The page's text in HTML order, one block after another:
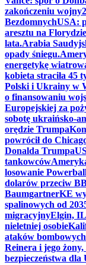
zakończeniu wojny
BezdomnychUSA:
aresztu na Florydzie
lata.Arabia
opady śniegu.
energetykę
kobieta straciła 45
Polski i Ukrainy w
o finansowaniu
Europejskiej za
sobotę ukraińsko-
orędzie Trumpa
powrócił do
Donalda Trumpa
tankowców
losowanie
dolarów przeciw
BaumgartnerKE
spalinowych od
migracyjnyElgin,
nieletniej osobie
ataków
Reinera i jego żony,
bezpieczeństwa